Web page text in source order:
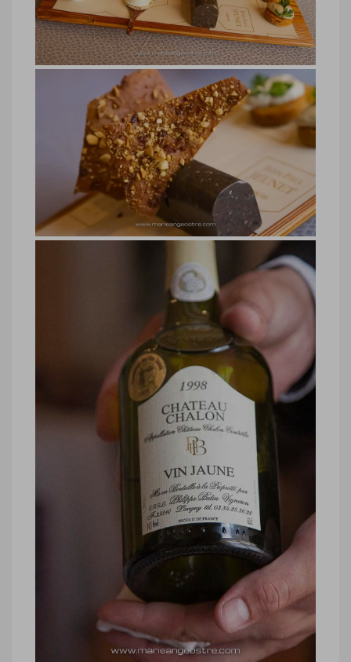
Jura, restaurant chef Jean-Paul Jeunet
© Marie-Ange Ostré
Jura, restaurant chef Jean-Paul
Jeunet
Jura, restaurant chef Jean-Paul Jeunet
© Marie-Ange Ostré
Jura, restaurant chef Jean-Paul
Jura, restaurant chef Jean-Paul Jeunet
© Marie-Ange Ostré